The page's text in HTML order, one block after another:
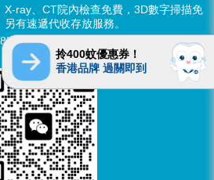
X-ray、CT院內檢查免費，3D數字掃描免
有速遞代收存放服務。
6637 2280
拎400蚊優惠券！
香港品牌 過關即到